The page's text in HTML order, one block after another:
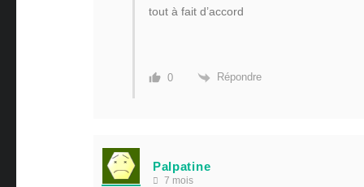
tout à fait d’accord
0 Répondre
Palpatine
7 mois